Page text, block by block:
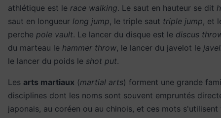
athlétique est le race walking. Le saut en hauteur se dit
saut en longueur long jump, le triple saut triple jump, et
perche pole vault. Le lancer du disque est le discus
du marteau le hammer throw, le lancer du javelot le
le lancer du poids le shot put.
Les arts martiaux (martial arts) forment une grande
disciplines dont les noms sont souvent empruntés
japonais, au coréen ou au chinois, et ces mots s'utilisent